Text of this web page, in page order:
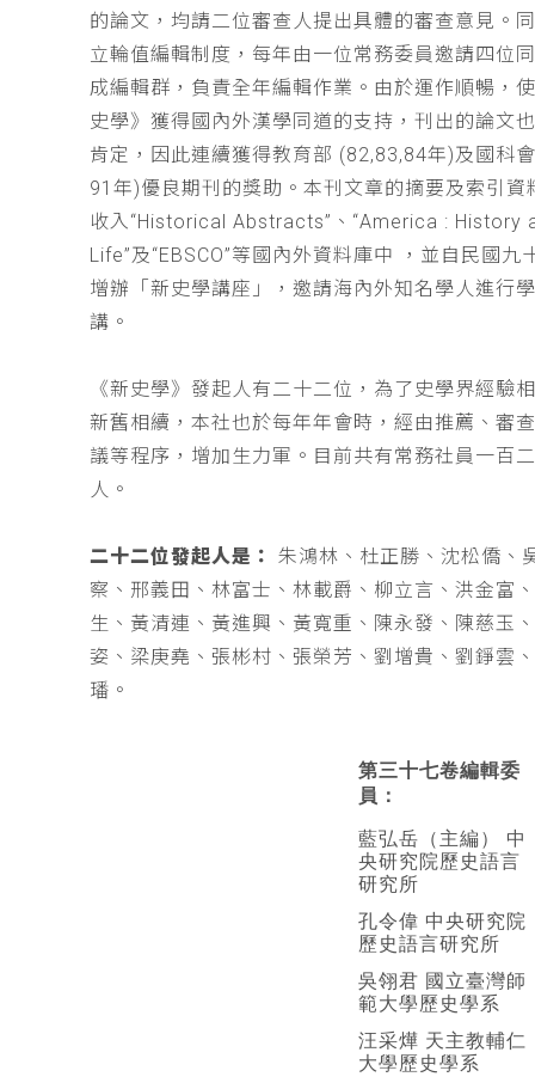
的論文，均請二位審查人提出具體的審查意見。
立輪值編輯制度，每年由一位常務委員邀請四位
成編輯群，負責全年編輯作業。由於運作順暢，
史學》獲得國內外漢學同道的支持，刊出的論文
肯定，因此連續獲得教育部 (82,83,84年)及國科
91年)優良期刊的獎助。本刊文章的摘要及索引資
收入“Historical Abstracts”、“America : History
Life”及“EBSCO”等國內外資料庫中 ，並自民國九
增辦「新史學講座」，邀請海內外知名學人進行
講。
《新史學》發起人有二十二位，為了史學界經驗
新舊相續，本社也於每年年會時，經由推薦、審
議等程序，增加生力軍。目前共有常務社員一百
人。
二十二位發起人是：
朱鴻林、杜正勝、沈松僑、
察、邢義田、林富士、林載爵、柳立言、洪金富
生、黃清連、黃進興、黃寬重、陳永發、陳慈玉
姿、梁庚堯、張彬村、張榮芳、劉增貴、劉錚雲
璠。
第三十七卷編輯委
員：
藍弘岳（主編） 中
央研究院歷史語言
研究所
孔令偉 中央研究院
歷史語言研究所
吳翎君 國立臺灣師
範大學歷史學系
汪采燁 天主教輔仁
大學歷史學系